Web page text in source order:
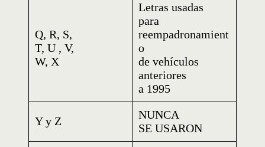
Q, R, S,
T, U , V,
W, X
Letras usadas
para
reempadronamient
o
de vehículos
anteriores
a 1995
Y y Z
NUNCA
SE USARON